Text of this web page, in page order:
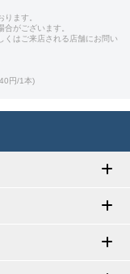
ます。
がございます。
くはご来店される店舗にお問い
円/1本)